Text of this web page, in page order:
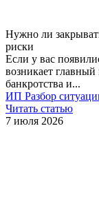
Нужно ли
риски
Если у вас
возникает
банкротства и...
ИП Разбор
Читать статью
7 июля 2026